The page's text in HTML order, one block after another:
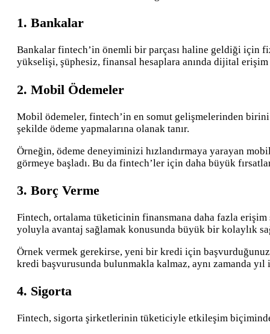
1. Bankalar
Bankalar fintech’in önemli bir parçası haline geldiği için
yükselişi, şüphesiz, finansal hesaplara anında dijital
2. Mobil Ödemeler
Mobil ödemeler, fintech’in en somut gelişmelerinden
şekilde ödeme yapmalarına olanak tanır.
Örneğin, ödeme deneyiminizi hızlandırmaya yarayan
görmeye başladı. Bu da fintech’ler için daha büyük
3. Borç Verme
Fintech, ortalama tüketicinin finansmana daha fazla
yoluyla avantaj sağlamak konusunda büyük bir kolaylık
Örnek vermek gerekirse, yeni bir kredi için
kredi başvurusunda bulunmakla kalmaz, aynı zamanda
4. Sigorta
Fintech, sigorta şirketlerinin tüketiciyle etkileşim